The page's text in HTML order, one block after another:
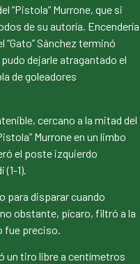
“Pistola” Murrone, que si
de su autoría. Encendería
“Gato” Sánchez terminó
dejarle atragantado el
de goleadores
cercano a la mitad del
Murrone en un limbo
el poste izquierdo
1).
para disparar cuando
obstante, pícaro, filtró a la
fue preciso.
un tiro libre a centímetros